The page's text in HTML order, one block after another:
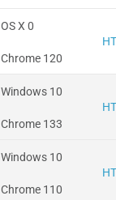
OS X 0
Chrome 120
Windows 10
Chrome 133
Windows 10
Chrome 110